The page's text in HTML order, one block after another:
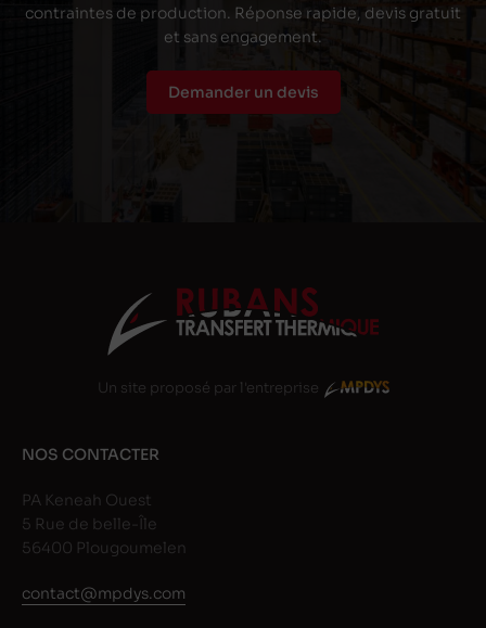
contraintes de production. Réponse rapide, devis gratuit
et sans engagement.
Demander un devis
Un site proposé par l'entreprise
NOS CONTACTER
PA Keneah Ouest
5 Rue de belle-Île
56400 Plougoumelen
contact@mpdys.com